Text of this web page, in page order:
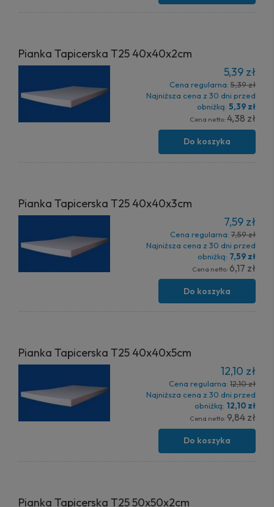
Pianka Tapicerska T25 40x40x2cm
5,39 zł
Cena regularna: 5,39 zł
Najniższa cena z 30 dni przed
obniżką: 5,39 zł
Cena netto: 4,38 zł
Do koszyka
Pianka Tapicerska T25 40x40x3cm
7,59 zł
Cena regularna: 7,59 zł
Najniższa cena z 30 dni przed
obniżką: 7,59 zł
Cena netto: 6,17 zł
Do koszyka
Pianka Tapicerska T25 40x40x5cm
12,10 zł
Cena regularna: 12,10 zł
Najniższa cena z 30 dni przed
obniżką: 12,10 zł
Cena netto: 9,84 zł
Do koszyka
Pianka Tapicerska T25 50x50x2cm